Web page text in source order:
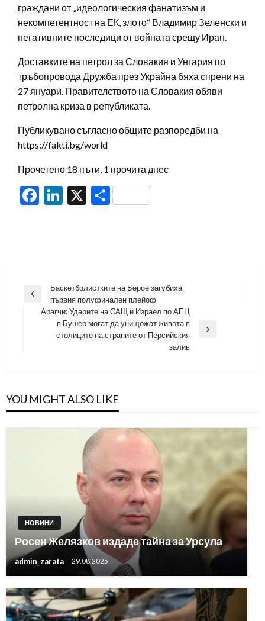
граждани от „идеологическия фанатизъм и
некомпетентност на ЕК, злото“ Владимир Зеленски и
негативните последици от войната срещу Иран.
Доставките на петрол за Словакия и Унгария по
тръбопровода Дружба през Украйна бяха спрени на
27 януари. Правителството на Словакия обяви
петролна криза в републиката.
Публикувано съгласно общите разпоредби на
https://fakti.bg/world
Прочетено 18 пъти, 1 прочита днес
Facebook
LinkedIn
X Share
Навигация
Previous
Баскетболистките на Берое загубиха
първия полуфинален плейоф
Арагчи: Ударите на САЩ и Израел по АЕЦ
в Бушер могат да унищожат живота в
столиците на страните от Персийския
залив
YOU MIGHT ALSO LIKE
НОВИНИ
Росен Желязков издаде тайна за Урсула
admin_zarata 29.08.2025